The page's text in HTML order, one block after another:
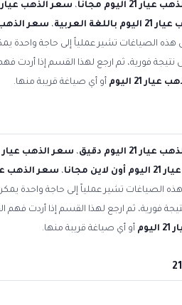
21 اليوم مجاناً ، سعر الذهب عيار 21 اليوم أون لاين
العربية ، سعر الذهب عيار 21
هذه الصياغات تشير عملياً إلى حاجة واحدة
فورية، ثم ارجع لهذا القسم إذا أردت
21 اليوم أو أي صياغة قريبة منها.
21 اليوم دقيق ، سعر الذهب عيار 21 اليوم فوري
مجانا ، سعر الذهب عيار 21 اليوم
الصياغات تشير عملياً إلى حاجة واحدة يمكن
فورية، ثم ارجع لهذا القسم إذا أردت فهم
أو أي صياغة قريبة منها.